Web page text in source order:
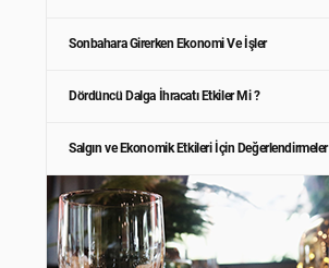
Sonbahara Girerken Ekonomi Ve İşler
Dördüncü Dalga İhracatı Etkiler Mi ?
Salgın ve Ekonomik Etkileri İçin Değerlendirmeler